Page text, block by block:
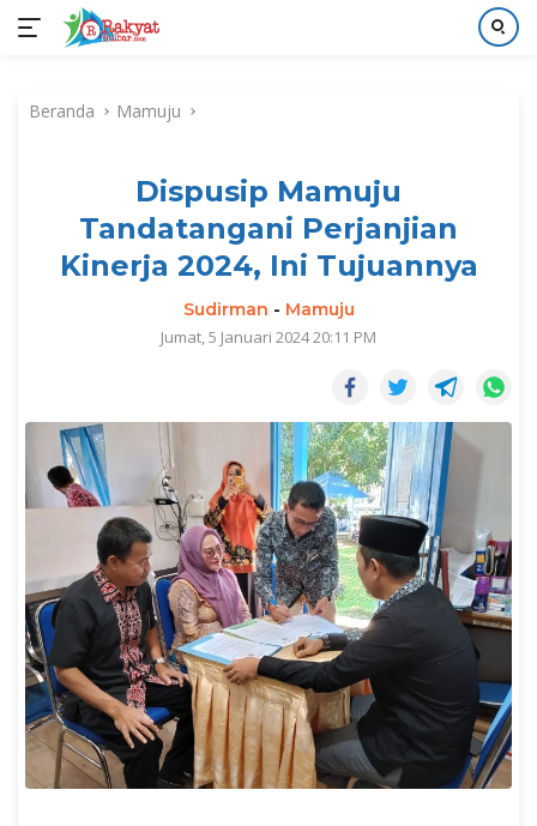
kontenBeranda Mamuju
Dispusip Mamuju
Tandatangani Perjanjian
Kinerja 2024, Ini Tujuannya
Sudirman - Mamuju
Jumat, 5 Januari 2024 20:11 PM